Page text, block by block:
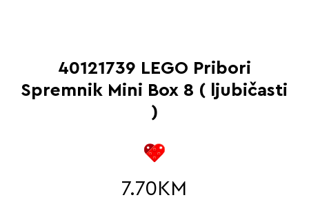
40121739 LEGO Pribori
Spremnik Mini Box 8 ( ljubičasti
)
7.70 KM